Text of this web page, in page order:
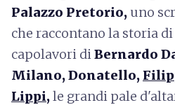
Palazzo Pretorio, uno
che raccontano la storia
capolavori diBernardo
Milano, Donatello,
Lippi,le grandi pale